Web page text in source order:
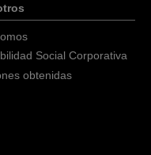
Social Corporativa
obtenidas